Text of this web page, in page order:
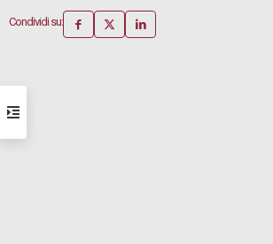
Condividi su: